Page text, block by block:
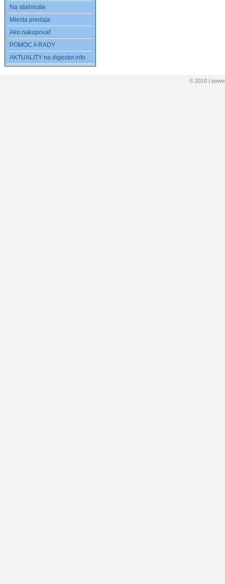
Na stiahnutie
Miesta predaja
Ako nakupovať
POMOC A RADY
AKTUALITY na digestor.info
© 2010 |